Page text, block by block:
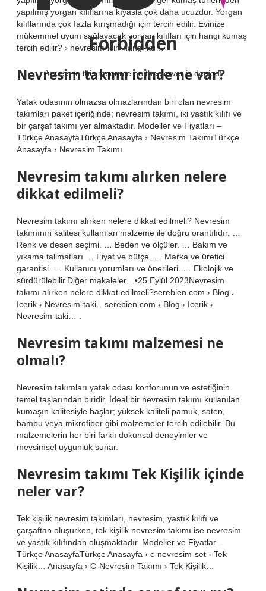
yapılmış yorgan kılıflarına kıyasla çok daha ucuzdur. Yorgan
kılıflarında çok fazla kırışmadığı için tercih edilir. Evinize
mükemmel uyum sağlayacak yorgan kılıfları için hangi kumaş
tercih edilir? › nevresim-icin-hangi-ku…
Nevresim takımı icinde ne var?
Yatak odasının olmazsa olmazlarından biri olan nevresim
takımları paket içeriğinde; nevresim takımı, iki yastık kılıfı ve
bir çarşaf takımı yer almaktadır. Modeller ve Fiyatları –
Türkçe AnasayfaTürkçe Anasayfa › Nevresim TakımıTürkçe
Anasayfa › Nevresim Takımı
Nevresim takımı alırken nelere
dikkat edilmeli?
Nevresim takımı alırken nelere dikkat edilmeli? Nevresim
takımının kalitesi kullanılan malzeme ile doğru orantılıdır. …
Renk ve desen seçimi. … Beden ve ölçüler. … Bakım ve
yıkama talimatları … Fiyat ve bütçe. … Marka ve üretici
garantisi. … Kullanıcı yorumları ve önerileri. … Ekolojik ve
sürdürülebilir.Diğer makaleler…•25 Eylül 2023Nevresim
takımı alırken nelere dikkat edilmeli?serebien.com › Blog ›
Icerik › Nevresim-taki…serebien.com › Blog › Icerik ›
Nevresim-taki… .
Nevresim takımı malzemesi ne
olmalı?
Nevresim takımları yatak odası konforunun ve estetiğinin
temel taşlarından biridir. İdeal bir nevresim takımı kullanılan
kumaşın kalitesiyle başlar; yüksek kaliteli pamuk, saten,
bambu veya mikrofiber gibi malzemeler tercih edilebilir. Bu
malzemelerin her biri farklı dokunsal deneyimler ve
mevsimsel uygunluk sunar.
Nevresim takımı Tek Kişilik içinde
neler var?
Tek kişilik nevresim takımları, nevresim, yastık kılıfı ve
çarşaftan oluşurken, tek kişilik nevresim takımı ise nevresim
ve yastık kılıfından oluşmaktadır. Modeller ve Fiyatlar –
Türkçe AnasayfaTürkçe Anasayfa › c-nevresim-set › Tek
Kişilik… Anasayfa › C-Nevresim Takımı › Tek Kişilik…
Forbidden
Access to this resource on the server is denied!